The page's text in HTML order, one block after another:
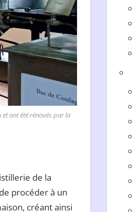
ont été rénovés par la
de la
procéder à un
créant ainsi